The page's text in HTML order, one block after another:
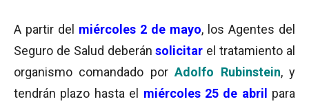
A partir del miércoles 2 de mayo, los Agentes del
Seguro de Salud deberánsolicitar el tratamiento al
organismo comandado porAdolfo Rubinstein, y
tendrán plazo hasta el miércoles25 de abril
para